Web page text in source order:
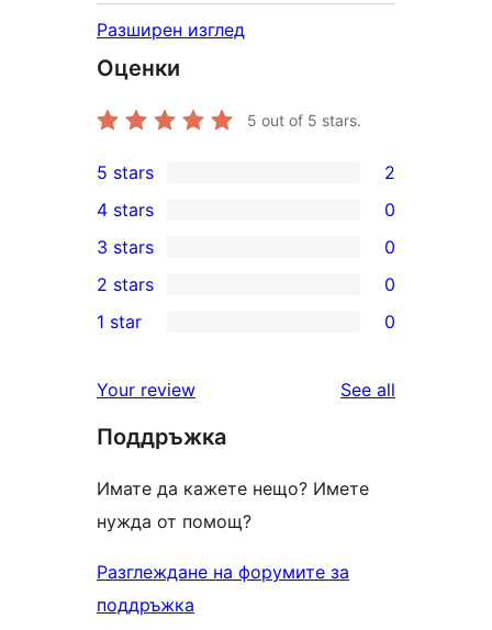
Разширен изглед
Оценки
5 out of 5 stars.
2
5-
star
reviews
5 stars 2
4-
star
reviews
4 stars 0
0
3-
star
3 stars 0
2-
reviews
2 stars 0
star
reviews
1 star 0
Your review See all
Поддръжка
Имате да кажете нещо? Имете
нужда от помощ?
Разглеждане на форумите за
поддръжка